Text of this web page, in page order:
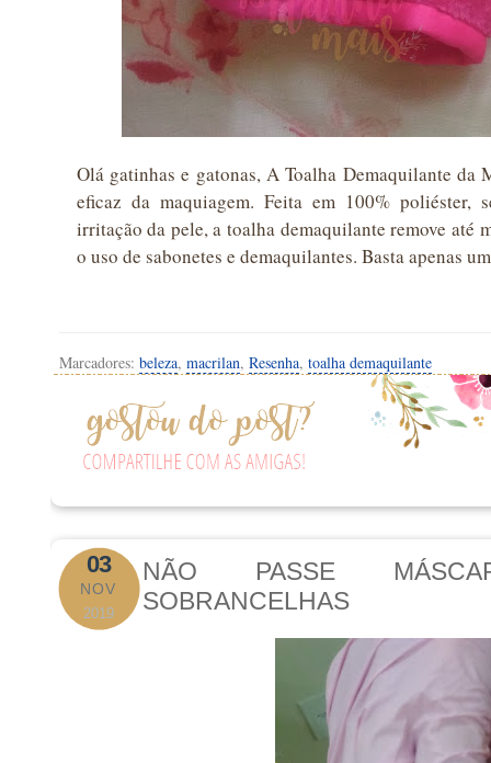
Olá gatinhas e gatonas, A Toalha Demaquilante
eficaz da maquiagem. Feita em 100% poliéster,
irritação da pele, a toalha demaquilante remove até
o uso de sabonetes e demaquilantes. Basta apenas
Marcadores: beleza, macrilan, Resenha, toalha demaquilante
03
NOV
2019
NÃO PASSE
SOBRANCELHAS